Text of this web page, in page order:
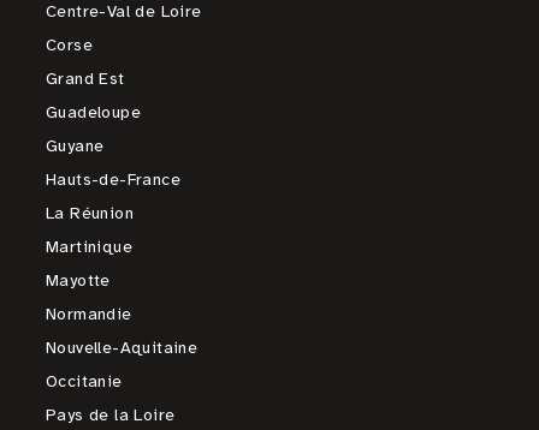
Centre-Val de Loire
Corse
Grand Est
Guadeloupe
Guyane
Hauts-de-France
La Réunion
Martinique
Mayotte
Normandie
Nouvelle-Aquitaine
Occitanie
Pays de la Loire